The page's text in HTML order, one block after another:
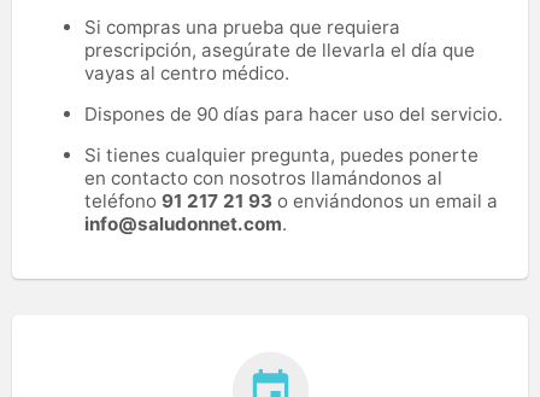
Si compras una prueba que requiera
prescripción, asegúrate de llevarla el día que
vayas al centro médico.
Dispones de 90 días para hacer uso del servicio.
Si tienes cualquier pregunta, puedes ponerte
en contacto con nosotros llamándonos al
teléfono 91 217 21 93 o enviándonos un email a
info@saludonnet.com.